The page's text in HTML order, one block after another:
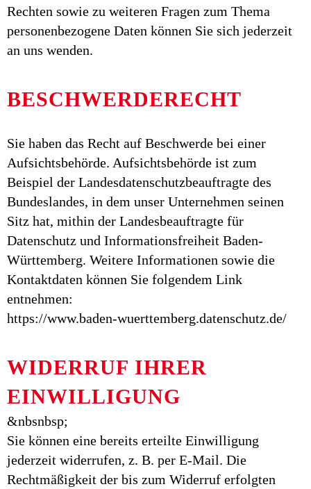
Rechten sowie zu weiteren Fragen zum Thema
personenbezogene Daten können Sie sich jederzeit
an uns wenden.
BESCHWERDERECHT
Sie haben das Recht auf Beschwerde bei einer
Aufsichtsbehörde. Aufsichtsbehörde ist zum
Beispiel der Landesdatenschutzbeauftragte des
Bundeslandes, in dem unser Unternehmen seinen
Sitz hat, mithin der Landesbeauftragte für
Datenschutz und Informationsfreiheit Baden-
Württemberg. Weitere Informationen sowie die
Kontaktdaten können Sie folgendem Link
entnehmen:
https://www.baden-wuerttemberg.datenschutz.de/
WIDERRUF IHRER
EINWILLIGUNG
&nbsnbsp;
Sie können eine bereits erteilte Einwilligung
jederzeit widerrufen, z. B. per E-Mail. Die
Rechtmäßigkeit der bis zum Widerruf erfolgten